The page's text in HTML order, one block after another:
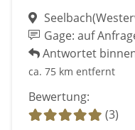
Gage: auf
Antwortet
ca. 75 km entfernt
Bewertung:
(3)